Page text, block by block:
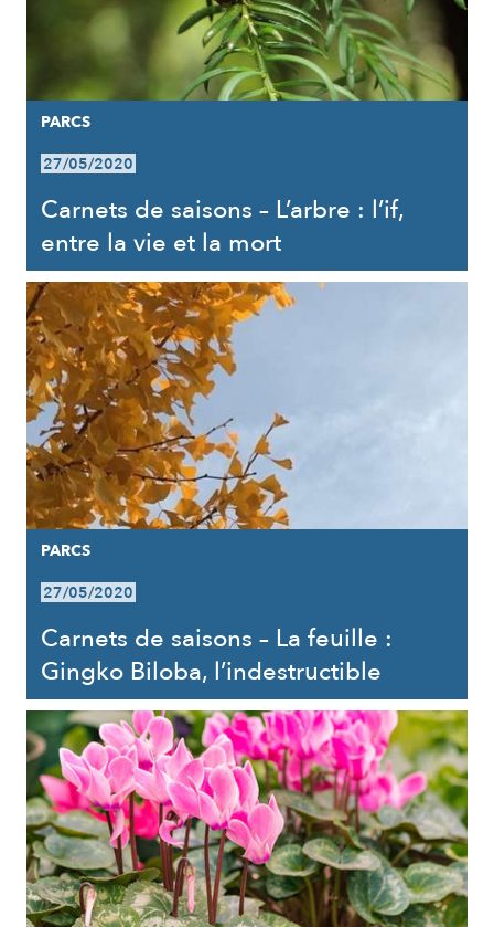
PARCS
27/05/2020
Carnets de saisons – L’arbre : l’if,
entre la vie et la mort
PARCS
27/05/2020
Carnets de saisons – La feuille :
Gingko Biloba, l’indestructible